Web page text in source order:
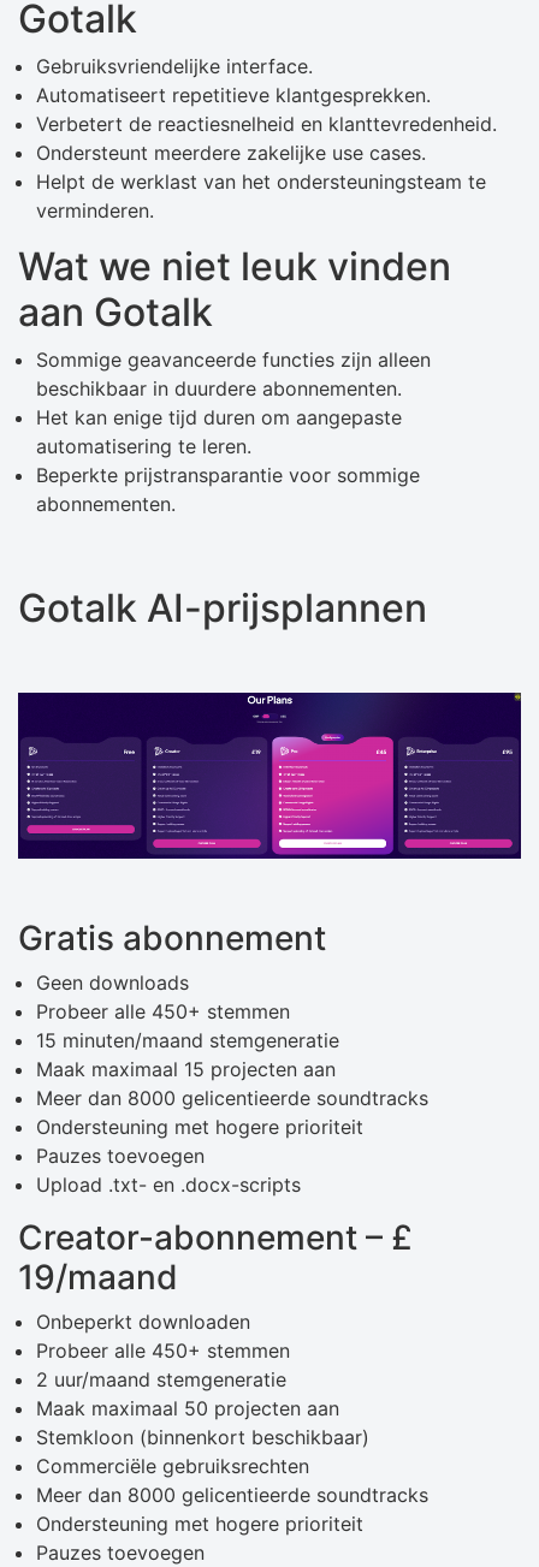
Gotalk
Gebruiksvriendelijke interface.
Automatiseert repetitieve klantgesprekken.
Verbetert de reactiesnelheid en klanttevredenheid.
Ondersteunt meerdere zakelijke use cases.
Helpt de werklast van het ondersteuningsteam te
verminderen.
Wat we niet leuk vinden
aan Gotalk
Sommige geavanceerde functies zijn alleen
beschikbaar in duurdere abonnementen.
Het kan enige tijd duren om aangepaste
automatisering te leren.
Beperkte prijstransparantie voor sommige
abonnementen.
Gotalk AI-prijsplannen
Gratis abonnement
Geen downloads
Probeer alle 450+ stemmen
15 minuten/maand stemgeneratie
Maak maximaal 15 projecten aan
Meer dan 8000 gelicentieerde soundtracks
Ondersteuning met hogere prioriteit
Pauzes toevoegen
Upload .txt- en .docx-scripts
Creator-abonnement – ​​£
19/maand
Onbeperkt downloaden
Probeer alle 450+ stemmen
2 uur/maand stemgeneratie
Maak maximaal 50 projecten aan
Stemkloon (binnenkort beschikbaar)
Commerciële gebruiksrechten
Meer dan 8000 gelicentieerde soundtracks
Ondersteuning met hogere prioriteit
Pauzes toevoegen